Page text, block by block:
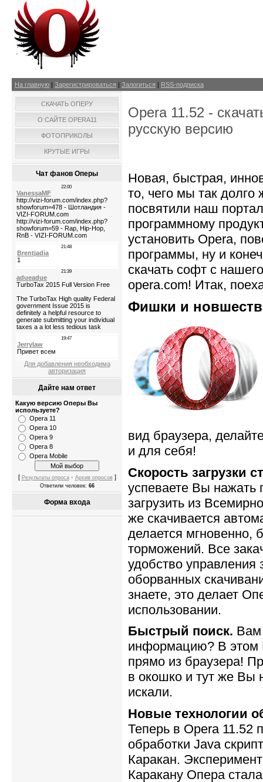
На главную | Зарегистрироваться | Залогиться | RSS-подписка
СКАЧАТЬ ОПЕРУ
О САЙТЕ OPERA11
ФОТОПРИКОЛЫ
КРУТЫЕ ИГРЫ
Чат фанов Оперы
Для добавления необходима
авторизация
Дайте нам ответ
Какую версию Оперы Вы
используете?
Opera 11
Opera 10
Opera 9
Opera 8
Opera Mobile
[ Результаты опроса· Архив опросов]
Ответили человек: 66
Форма входа
Opera 11.52 -
русскую версию
Новая, быстрая,
то, чего мы так
посвятили наш
программному
установить Opera,
программы, ну и
скачать софт с
opera.com! Итак,
Фишки и
вид браузера,
и для себя!
Скорость загрузки
успеваете Вы нажать
загрузить из
же скачивается
делается мгновенно,
торможений. Все
удобство управления
оборванных
знаете, это делает
использовании.
Быстрый поиск. Вам
информацию? В этом
прямо из браузера!
в окошко и тут же Вы
искали.
Новые технологии
Теперь в Opera 11.52
обработки Java
Каракан.
Каракану Опера